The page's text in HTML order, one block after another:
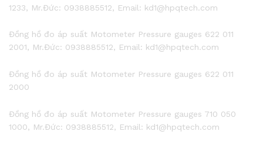
1233, Mr.Đức: 0938885512, Email: kd1@hpqtech.com
Đồng hồ đo áp suất Motometer Pressure gauges 622 011
2001, Mr.Đức: 0938885512, Email: kd1@hpqtech.com
Đồng hồ đo áp suất Motometer Pressure gauges 622 011
2000
Đồng hồ đo áp suất Motometer Pressure gauges 710 050
1000, Mr.Đức: 0938885512, Email: kd1@hpqtech.com